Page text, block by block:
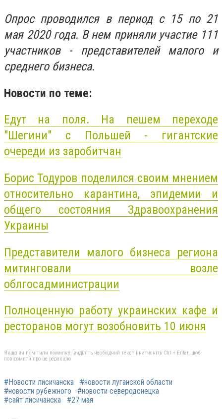
Опрос проводился в период с 15 по 21
мая 2020 года. В нем приняли участие 111
участников - представителей малого и
среднего бизнеса.
Новости по теме:
Едут на поля. На пешем переходе
"Шегини" с Польшей - гигантские
очереди из заробитчан
Борис Тодуров поделился своим мнением
относительно карантина, эпидемии и
общего состояния Здравоохранения
Украины
Представители малого бизнеса региона
митинговали возле
облгосадминистрации
Полноценную работу украинских кафе и
ресторанов могут возобновить 10 июня
Якщо ви помітили помилку, виділіть необхідний текст і натисніть Ctrl + Enter, щоб
повідомити про це редакцію
#Новости лисичанска
#новости луганской области
#новости рубежного
#новости северодонецка
#сайт лисичанска
#27 мая